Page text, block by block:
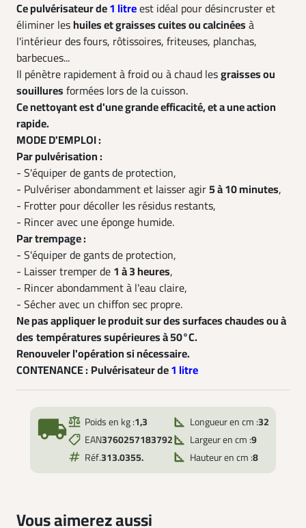
Ce pulvérisateur de1 litreest idéal pour désincruster et
éliminer leshuiles et graisses cuites ou calcinées à
l'intérieur des fours, rôtissoires, friteuses, planchas,
barbecues...
Il pénètre rapidement à froid ou à chaud lesgraisses ou
souillures formées lors de la cuisson.
Ce nettoyant est d'une grande efficacité, et a une action
rapide.
MODE D'EMPLOI :
Par pulvérisation :
- S'équiper de gants de protection,
- Pulvériser abondamment et laisser agir5 à 10 minutes,
- Frotter pour décoller les résidus restants,
- Rincer avec une éponge humide.
Par trempage :
- S'équiper de gants de protection,
- Laisser tremper de 1 à 3 heures,
- Rincer abondamment à l'eau claire,
- Sécher avec un chiffon sec propre.
Ne pas appliquer le produit sur des surfaces chaudes ou à
des températures supérieures à 50°C.
Renouveler l'opération si nécessaire.
CONTENANCE : Pulvérisateur de1 litre
local_shipping Poids en kg :1,3
EAN3760257183792
Réf.313.0355.
Longueur en cm :32
Largeur en cm :9
Hauteur en cm :8
Vous aimerez aussi